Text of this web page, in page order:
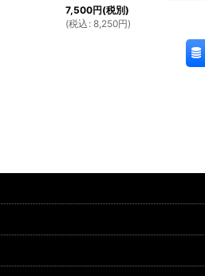
7,500円(税別)
(税込 : 8,250円)